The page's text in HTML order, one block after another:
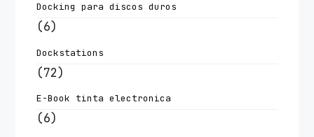
Docking para discos duros
(6)
Dockstations
(72)
E-Book tinta electronica
(6)